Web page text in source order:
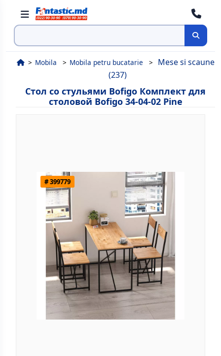
Поиск
Mobila Mobila petru bucatarie
Mese si scaune
(237)
Стол со стульями Bofigo Комплект для
столовой Bofigo 34-04-02 Pine
# 399779